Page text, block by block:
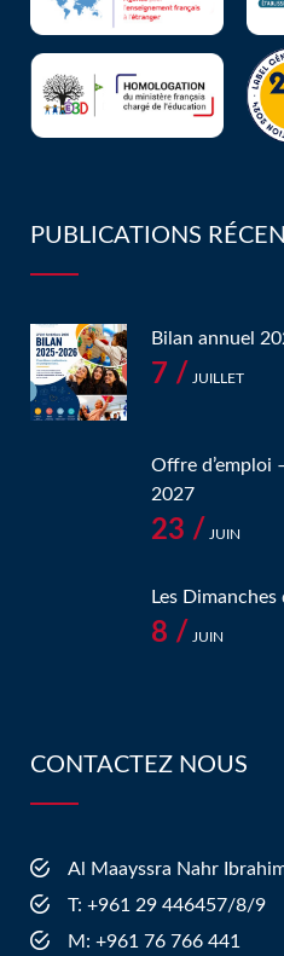
PUBLICATIONS
Bilan annuel
7 / JUILLET
Offre d’emploi
2027
23 / JUIN
Les Dimanches
8 / JUIN
CONTACTEZ NOUS
Al Maayssra Nahr
​T: +961 29 446457/8/9
​M: +961 76 766 441